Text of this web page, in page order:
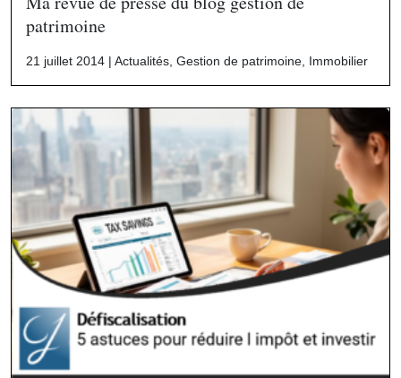
patrimoine
21 juillet 2014 | Actualités, Gestion de patrimoine, Immobilier